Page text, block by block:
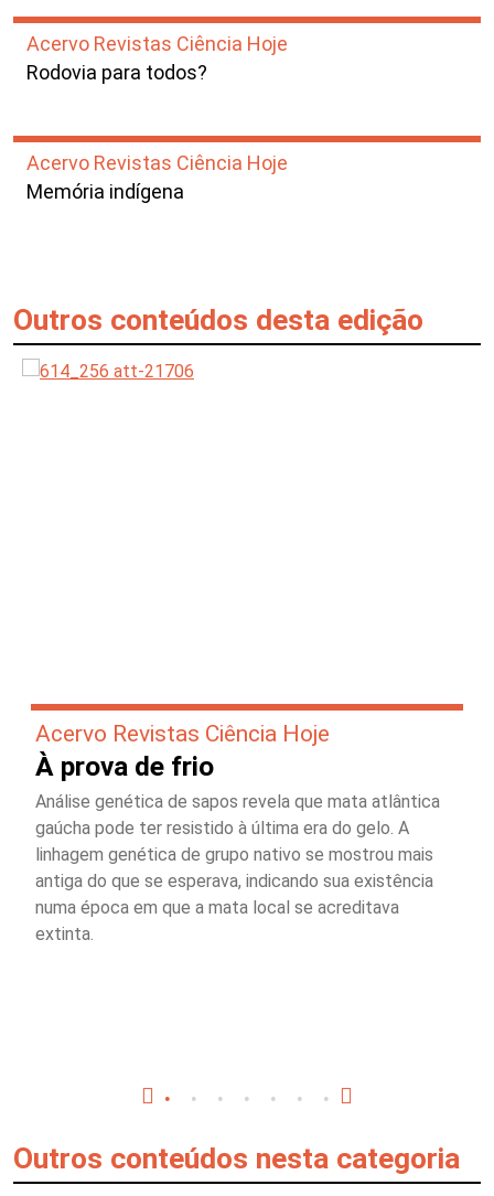
Acervo Revistas Ciência Hoje
Rodovia para todos?
Acervo Revistas Ciência Hoje
Memória indígena
Outros conteúdos desta edição
Acervo Revistas Ciência Hoje
À prova de frio
Análise genética de sapos revela que mata atlântica
gaúcha pode ter resistido à última era do gelo. A
linhagem genética de grupo nativo se mostrou mais
antiga do que se esperava, indicando sua existência
numa época em que a mata local se acreditava
extinta.
Outros conteúdos nesta categoria